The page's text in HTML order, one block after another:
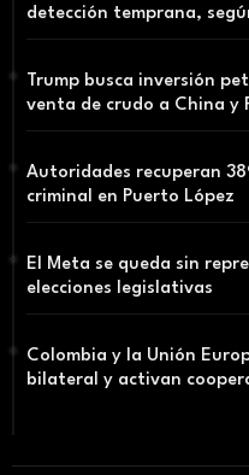
detección temprana,
Trump busca inversión
venta de crudo a China y
Autoridades recuperan
criminal en Puerto López
El Meta se queda sin
elecciones legislativas
Colombia y la Unión
bilateral y activan